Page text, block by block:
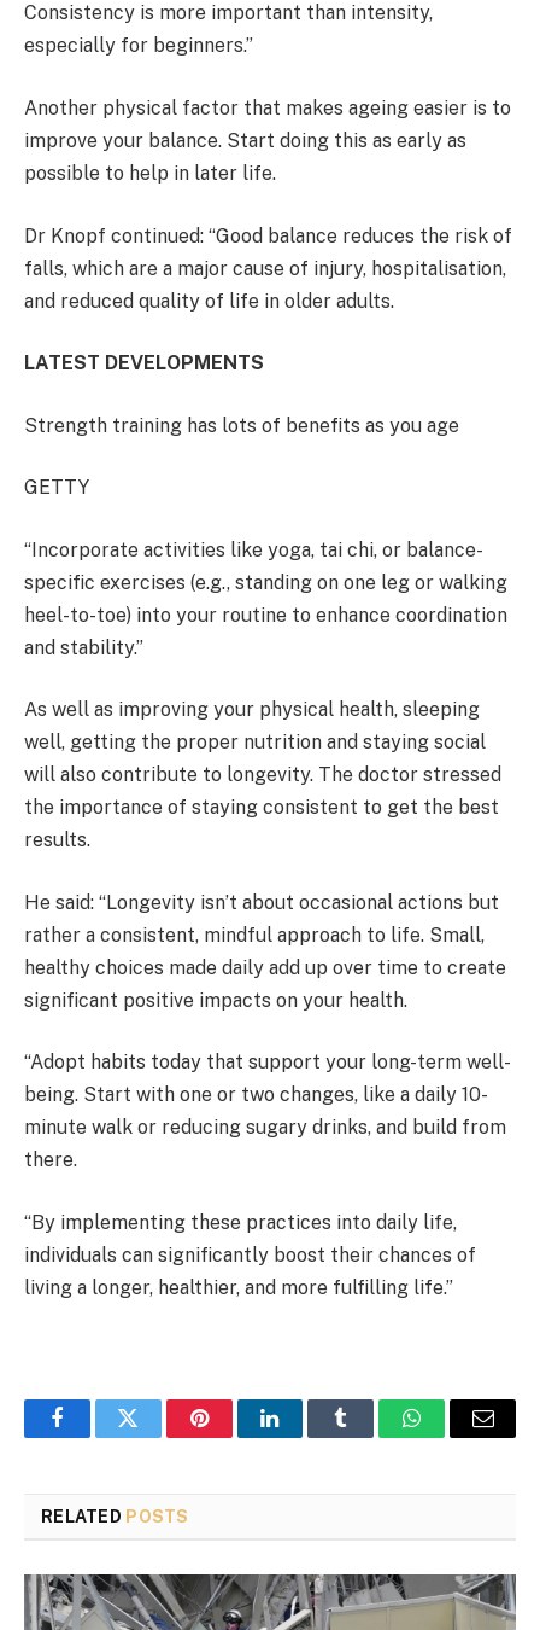
Consistency is more important than intensity,
especially for beginners.”
Another physical factor that makes ageing easier is to
improve your balance. Start doing this as early as
possible to help in later life.
Dr Knopf continued: “Good balance reduces the risk of
falls, which are a major cause of injury, hospitalisation,
and reduced quality of life in older adults.
LATEST DEVELOPMENTS
Strength training has lots of benefits as you age
GETTY
“Incorporate activities like yoga, tai chi, or balance-
specific exercises (e.g., standing on one leg or walking
heel-to-toe) into your routine to enhance coordination
and stability.”
As well as improving your physical health, sleeping
well, getting the proper nutrition and staying social
will also contribute to longevity. The doctor stressed
the importance of staying consistent to get the best
results.
He said: “Longevity isn’t about occasional actions but
rather a consistent, mindful approach to life. Small,
healthy choices made daily add up over time to create
significant positive impacts on your health.
“Adopt habits today that support your long-term well-
being. Start with one or two changes, like a daily 10-
minute walk or reducing sugary drinks, and build from
there.
“By implementing these practices into daily life,
individuals can significantly boost their chances of
living a longer, healthier, and more fulfilling life.”
FacebookTwitter PinterestLinkedInTumblr WhatsAppEmail
RELATED POSTS